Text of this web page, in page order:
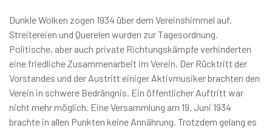
Dunkle Wolken zogen 1934 über dem Vereinshimmel auf.
Streitereien und Querelen wurden zur Tagesordnung.
Politische, aber auch private Richtungskämpfe verhinderten
eine friedliche Zusammenarbeit im Verein. Der Rücktritt der
Vorstandes und der Austritt einiger Aktivmusiker brachten den
Verein in schwere Bedrängnis. Ein öffentlicher Auftritt war
nicht mehr möglich. Eine Versammlung am 19. Juni 1934
brachte in allen Punkten keine Annährung. Trotzdem gelang es